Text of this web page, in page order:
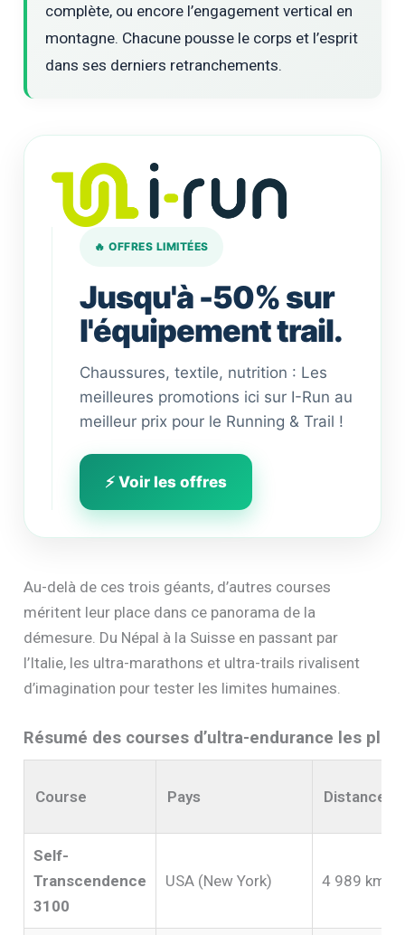
complète, ou encore l’engagement vertical en
montagne. Chacune pousse le corps et l’esprit
dans ses derniers retranchements.
🔥 OFFRES LIMITÉES
Jusqu'à -50% sur
l'équipement trail.
Chaussures, textile, nutrition : Les
meilleures promotions ici sur I-Run au
meilleur prix pour le Running & Trail !
⚡ Voir les offres
Au-delà de ces trois géants, d’autres courses
méritent leur place dans ce panorama de la
démesure. Du Népal à la Suisse en passant par
l’Italie, les ultra-marathons et ultra-trails rivalisent
d’imagination pour tester les limites humaines.
Résumé des courses d’ultra-endurance les
Course Pays Distance
Self-
Transcendence
3100
USA (New York) 4 989 km